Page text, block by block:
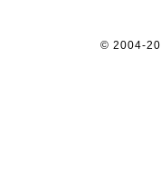
© 2004-